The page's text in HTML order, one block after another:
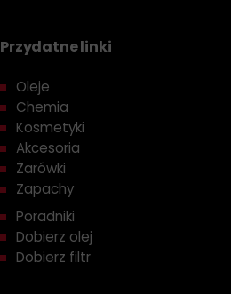
Przydatne linki
Oleje
Chemia
Kosmetyki
Akcesoria
Żarówki
Zapachy
Poradniki
Dobierz olej
Dobierz filtr